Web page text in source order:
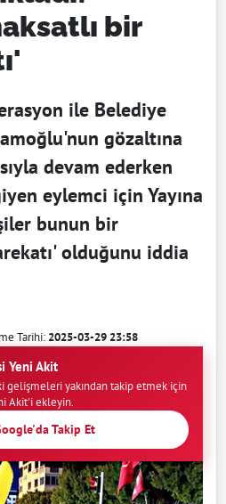
bir
ile Belediye
gözaltına
devam ederken
eylemci için Yayına
bunun bir
olduğunu iddia
Tarihi:2025-03-29 23:58
Yeni Akit
gelişmeleri yakından takip etmek için
Akit'i ekleyin.
Takip Et